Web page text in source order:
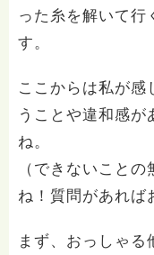
った糸を解いて行
す。
ここからは私が感
うことや違和感が
ね。
（できないこと
ね！質問があれば
まず、おっしゃる